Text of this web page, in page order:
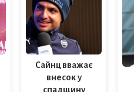
Сайнц вважає
внесок у
спадщину